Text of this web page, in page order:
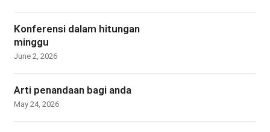
Konferensi dalam hitungan
minggu
June 2, 2026
Arti penandaan bagi anda
May 24, 2026